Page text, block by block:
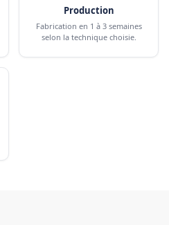
Production
Fabrication en 1 à 3 semaines
selon la technique choisie.